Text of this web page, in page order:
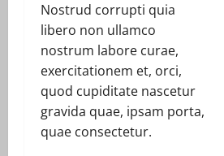
Nostrud corrupti quia
libero non ullamco
nostrum labore curae,
exercitationem et, orci,
quod cupiditate nascetur
gravida quae, ipsam porta,
quae consectetur.